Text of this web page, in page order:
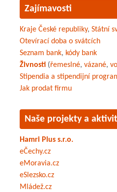
Zajímavosti
Kraje České republiky, Státní
Otevírací doba o svátcích
Seznam bank, kódy bank
Živnosti (řemeslné, vázané,
Stipendia a stipendijní
Jak prodat firmu
Naše projekty a
Hamri Plus s.r.o.
eČechy.cz
eMoravia.cz
eSlezsko.cz
Mládež.cz